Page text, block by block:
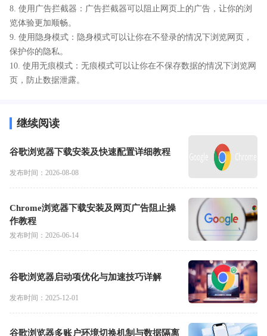
8. 使用广告拦截器：广告拦截器可以阻止网页上的广告，让你的浏
览体验更加顺畅。
9. 使用隐身模式：隐身模式可以让你在不登录的情况下浏览网页，
保护你的隐私。
10. 使用无痕模式：无痕模式可以让你在不保存数据的情况下浏览网
页，防止数据泄露。
继续阅读
谷歌浏览器下载安装及快速配置详细教程
发布时间：2026-08-08
Chrome浏览器下载安装及网页广告阻止操
作教程
发布时间：2026-06-14
谷歌浏览器启动项优化与加速技巧详解
发布时间：2025-12-01
谷歌浏览器多账户环境切换机制与数据隔离